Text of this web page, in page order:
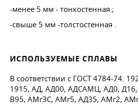
-менее 5 мм - тонкостенная ;
-свыше 5 мм -толстостенная .
ИСПОЛЬЗУЕМЫЕ СПЛАВЫ
В соответствии с ГОСТ 4784-74:
1915, АД, АД00, АДСАМЦ, АД0,
В95, АМгЗС, АМг5, АД35, АМг2,